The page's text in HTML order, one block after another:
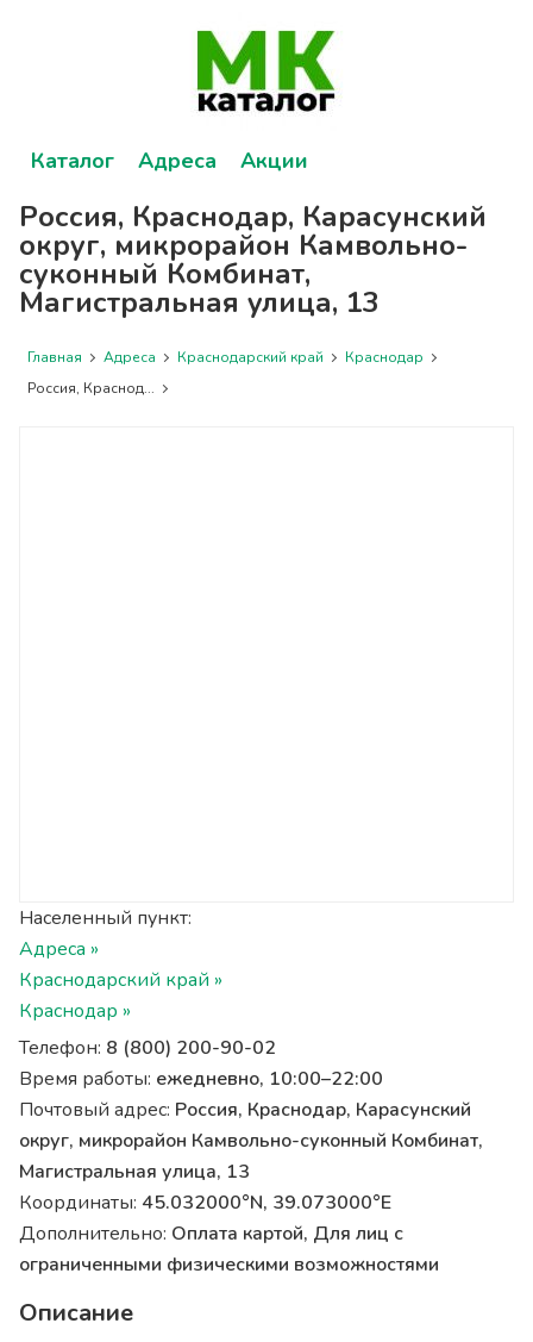
Каталог Адреса Акции
Россия, Краснодар, Карасунский
округ, микрорайон Камвольно-
суконный Комбинат,
Магистральная улица, 13
Главная Адреса Краснодарский край
Краснодар
Россия, Краснод...
Населенный пункт:
Адреса »
Краснодарский край »
Краснодар »
Телефон: 8 (800) 200-90-02
Время работы: ежедневно, 10:00–22:00
Почтовый адрес: Россия, Краснодар, Карасунский
округ, микрорайон Камвольно-суконный Комбинат,
Магистральная улица, 13
Координаты: 45.032000°N, 39.073000°E
Дополнительно: Оплата картой, Для лиц с
ограниченными физическими возможностями
Описание